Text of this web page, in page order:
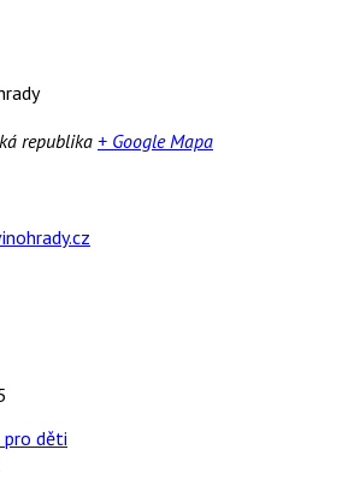
republika + Google Mapa
pro děti